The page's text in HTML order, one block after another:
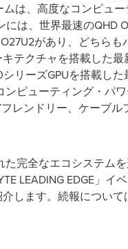
は、高度なコンピュ
は、世界最速のQHD
があり、どちらも
テクチャを搭載した
リーズGPUを搭載し
ピューティング・パ
レンドリー、ケーブ
完全なエコシステムを
LEADING EDGE」イ
します。続報について